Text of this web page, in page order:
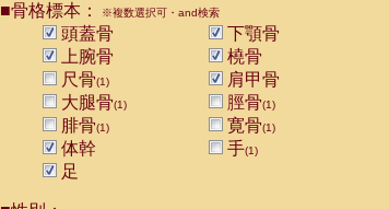
■骨格標本： ※複数選択可・and検索
頭蓋骨
下顎骨
上腕骨
橈骨
尺骨(1)
肩甲骨
大腿骨(1) 脛骨(1)
腓骨(1) 寛骨(1)
体幹 手(1)
足